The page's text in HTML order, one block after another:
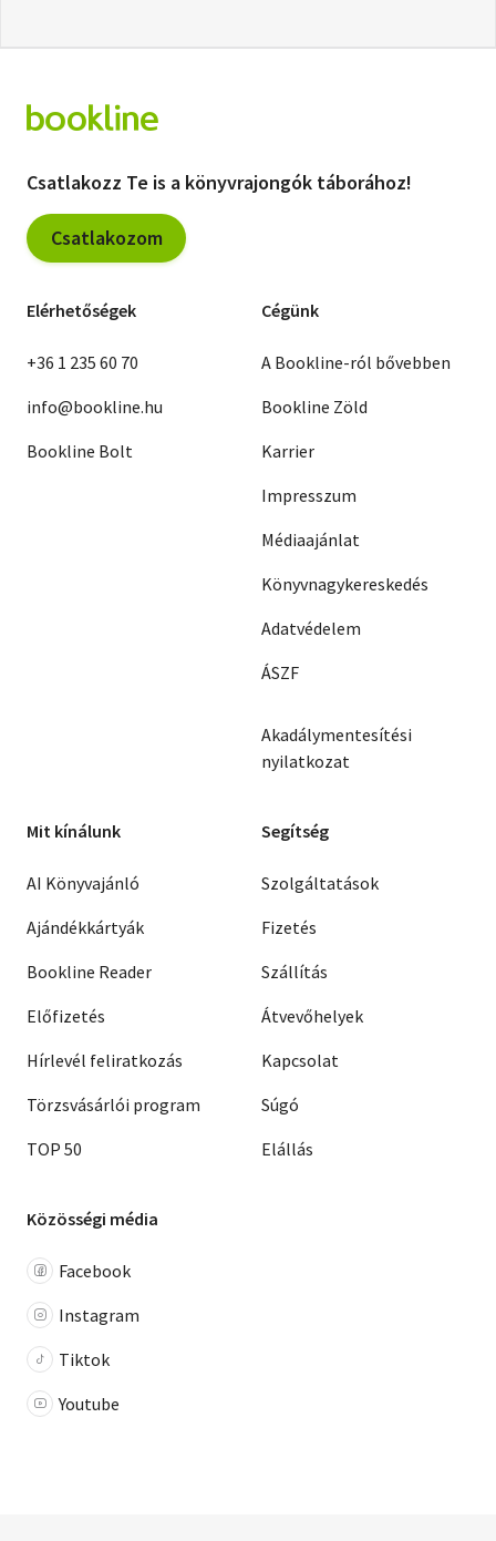
Csatlakozz Te is a könyvrajongók táborához!
Csatlakozom
Elérhetőségek
+36 1 235 60 70
info@bookline.hu
Bookline Bolt
Cégünk
A Bookline-ról bővebben
Bookline Zöld
Karrier
Impresszum
Médiaajánlat
Könyvnagykereskedés
Adatvédelem
ÁSZF
Akadálymentesítési
nyilatkozat
Mit kínálunk
AI Könyvajánló
Ajándékkártyák
Bookline Reader
Előfizetés
Hírlevél feliratkozás
Törzsvásárlói program
TOP 50
Segítség
Szolgáltatások
Fizetés
Szállítás
Átvevőhelyek
Kapcsolat
Súgó
Elállás
Közösségi média
Facebook
Instagram
Tiktok
Youtube